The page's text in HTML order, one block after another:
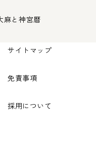
麻と神宮暦
サイトマップ
免責事項
採用について